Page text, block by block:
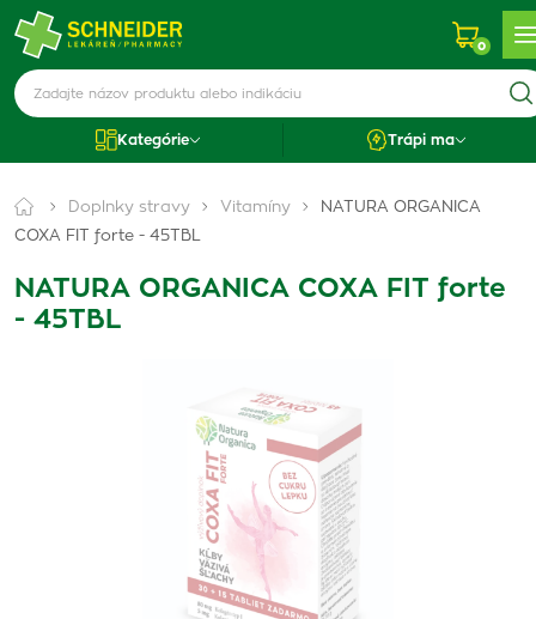
0
Kategórie Trápi ma
Doplnky stravy Vitamíny
NATURA ORGANICA
COXA FIT forte - 45TBL
NATURA ORGANICA COXA FIT forte
- 45TBL